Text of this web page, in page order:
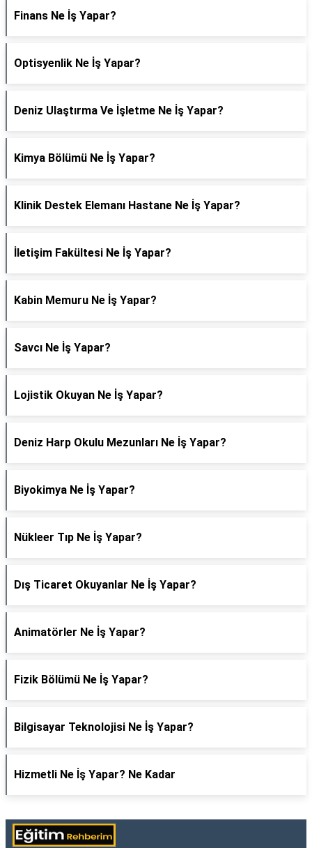
Finans Ne İş Yapar?
Optisyenlik Ne İş Yapar?
Deniz Ulaştırma Ve İşletme Ne İş Yapar?
Kimya Bölümü Ne İş Yapar?
Klinik Destek Elemanı Hastane Ne İş Yapar?
İletişim Fakültesi Ne İş Yapar?
Kabin Memuru Ne İş Yapar?
Savcı Ne İş Yapar?
Lojistik Okuyan Ne İş Yapar?
Deniz Harp Okulu Mezunları Ne İş Yapar?
Biyokimya Ne İş Yapar?
Nükleer Tıp Ne İş Yapar?
Dış Ticaret Okuyanlar Ne İş Yapar?
Animatörler Ne İş Yapar?
Fizik Bölümü Ne İş Yapar?
Bilgisayar Teknolojisi Ne İş Yapar?
Hizmetli Ne İş Yapar? Ne Kadar